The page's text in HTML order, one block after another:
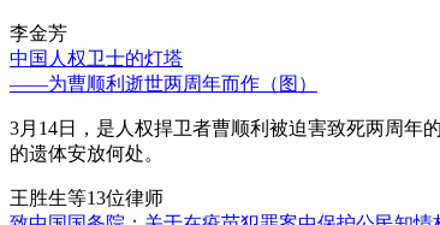
李金芳
中国人权卫士的灯塔
——为曹顺利逝世两周年而作（图）
3月14日，是人权捍卫者曹顺利被迫害致死两周年
的遗体安放何处。
王胜生等13位律师